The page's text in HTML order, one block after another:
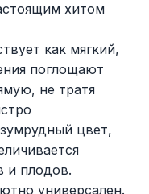
хитом
как мягкий,
поглощают
не тратя
цвет,
и плодов.
универсален.